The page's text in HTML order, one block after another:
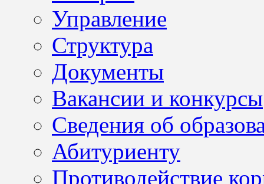
Управление
Структура
Документы
Вакансии и конкурсы
Сведения об
Абитуриенту
Противодействие